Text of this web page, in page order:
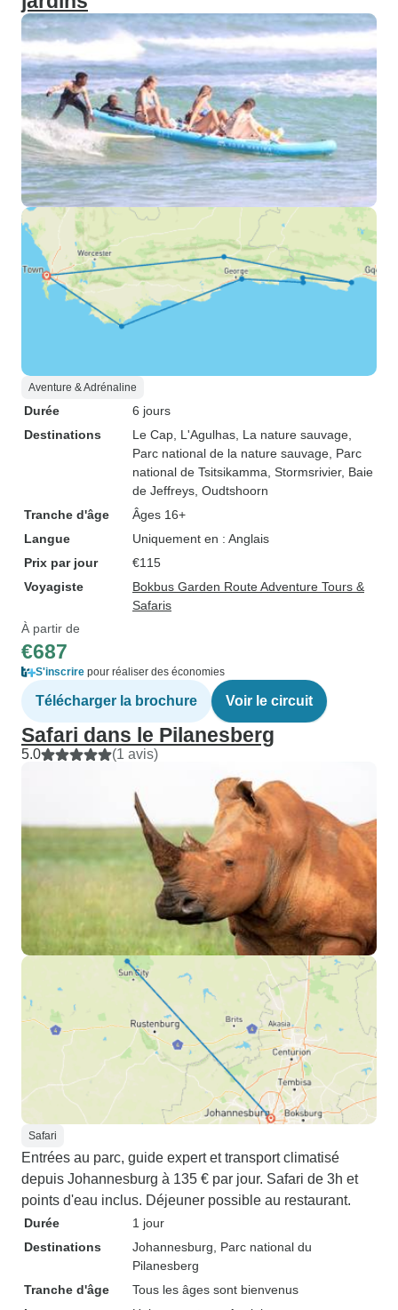
Aventure & Adrénaline
Durée
6 jours
Destinations
Le Cap , L'Agulhas , La nature sauvage
Parc national de la nature sauvage , Parc
national de Tsitsikamma , Stormsrivier, Baie
de Jeffreys , Oudtshoorn
Tranche d'âge
Âges 16+
Langue
Uniquement en : Anglais
Prix par jour
€115
Voyagiste
Bokbus Garden Route Adventure Tours &
Safaris
À partir de
€687
S'inscrire pour réaliser des économies
Télécharger la brochure Voir le circuit
Safari dans le Pilanesberg
5.0 (1 avis)
Safari
Entrées au parc, guide expert et transport climatisé
depuis Johannesburg à 135 € par jour. Safari de 3h et
points d'eau inclus. Déjeuner possible au restaurant.
Durée
1 jour
Destinations
Johannesburg , Parc national du
Pilanesberg
Tranche d'âge
Tous les âges sont bienvenus